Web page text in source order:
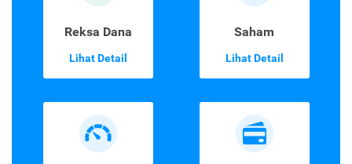
Reksa Dana
Lihat Detail
Saham
Lihat Detail